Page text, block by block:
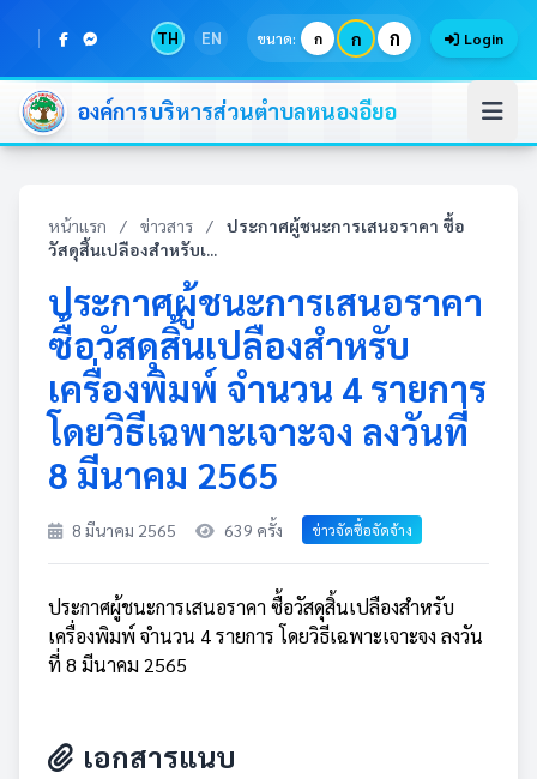
TH EN ขนาด: ก ก ก Login
องค์การบริหารส่วนตำบลหนองอียอ
หน้าแรก / ข่าวสาร /
ประกาศผู้ชนะการเสนอราคา ซื้อ
วัสดุสิ้นเปลืองสำหรับเ...
ประกาศผู้ชนะการเสนอราคา
ซื้อวัสดุสิ้นเปลืองสำหรับ
เครื่องพิมพ์ จำนวน 4 รายการ
โดยวิธีเฉพาะเจาะจง ลงวันที่
8 มีนาคม 2565
8 มีนาคม 2565 639 ครั้ง ข่าวจัดซื้อจัดจ้าง
ประกาศผู้ชนะการเสนอราคา ซื้อวัสดุสิ้นเปลืองสำหรับ
เครื่องพิมพ์ จำนวน 4 รายการ โดยวิธีเฉพาะเจาะจง ลงวัน
ที่ 8 มีนาคม 2565
เอกสารแนบ